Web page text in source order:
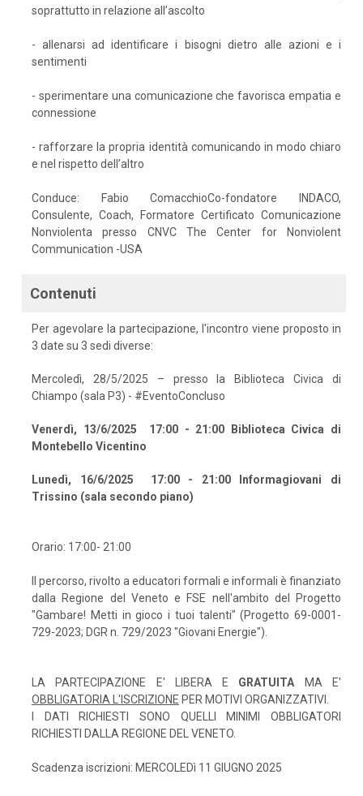
soprattutto in relazione all’ascolto
- allenarsi ad identificare i bisogni dietro alle azioni e i
sentimenti
- sperimentare una comunicazione che favorisca empatia e
connessione
- rafforzare la propria identità comunicando in modo chiaro
e nel rispetto dell’altro
Conduce: Fabio ComacchioCo-fondatore INDACO,
Consulente, Coach, Formatore Certificato Comunicazione
Nonviolenta presso CNVC The Center for Nonviolent
Communication -USA
Contenuti
Per agevolare la partecipazione, l'incontro viene proposto in
3 date su 3 sedi diverse:
Mercoledì, 28/5/2025 – presso la Biblioteca Civica di
Chiampo (sala P3) - #EventoConcluso
Venerdì, 13/6/2025 17:00 - 21:00 Biblioteca Civica di
Montebello Vicentino
Lunedì, 16/6/2025 17:00 - 21:00 Informagiovani di
Trissino (sala secondo piano)
Orario: 17:00- 21:00
Il percorso, rivolto a educatori formali e informali è finanziato
dalla Regione del Veneto e FSE nell'ambito del Progetto
"Gambare! Metti in gioco i tuoi talenti" (Progetto 69-0001-
729-2023; DGR n. 729/2023 "Giovani Energie").
LA PARTECIPAZIONE E' LIBERA E GRATUITA MA E'
OBBLIGATORIA L'ISCRIZIONE PER MOTIVI ORGANIZZATIVI.
I DATI RICHIESTI SONO QUELLI MINIMI OBBLIGATORI
RICHIESTI DALLA REGIONE DEL VENETO.
Scadenza iscrizioni: MERCOLEDì 11 GIUGNO 2025